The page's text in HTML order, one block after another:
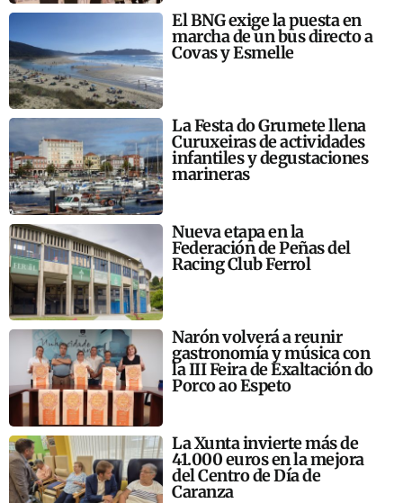
El BNG exige la puesta en
marcha de un bus directo a
Covas y Esmelle
La Festa do Grumete llena
Curuxeiras de actividades
infantiles y degustaciones
marineras
Nueva etapa en la
Federación de Peñas del
Racing Club Ferrol
Narón volverá a reunir
gastronomía y música con
la III Feira de Exaltación do
Porco ao Espeto
La Xunta invierte más de
41.000 euros en la mejora
del Centro de Día de
Caranza